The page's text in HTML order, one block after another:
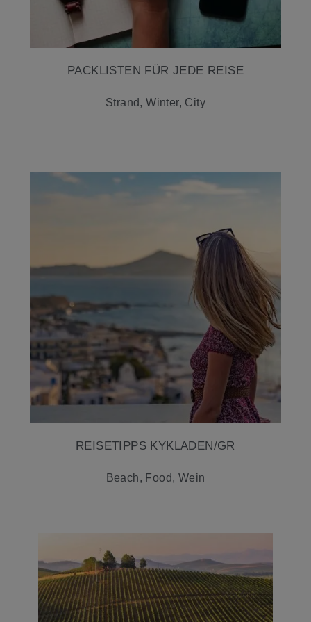
PACKLISTEN FÜR JEDE REISE
Strand, Winter, City
REISETIPPS KYKLADEN/GR
Beach, Food, Wein